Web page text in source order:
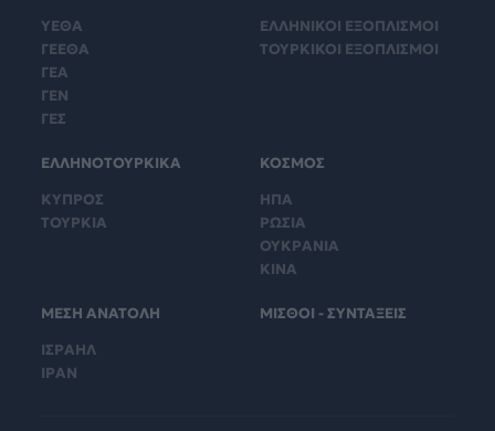
ΥΕΘΑ
ΓΕΕΘΑ
ΓΕΑ
ΓΕΝ
ΓΕΣ
ΕΛΛΗΝΙΚΟΙ ΕΞΟΠΛΙΣΜΟΙ
ΤΟΥΡΚΙΚΟΙ ΕΞΟΠΛΙΣΜΟΙ
ΕΛΛΗΝΟΤΟΥΡΚΙΚΑ
ΚΥΠΡΟΣ
ΤΟΥΡΚΙΑ
ΚΟΣΜΟΣ
ΗΠΑ
ΡΩΣΙΑ
ΟΥΚΡΑΝΙΑ
ΚΙΝΑ
ΜΕΣΗ ΑΝΑΤΟΛΗ
ΙΣΡΑΗΛ
ΙΡΑΝ
ΜΙΣΘΟΙ - ΣΥΝΤΑΞΕΙΣ